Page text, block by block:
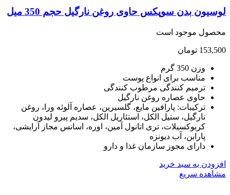
بدن سوپکس حاوی روغن نارگیل حجم 350 میل
موجود است
تومان
وزن 350 گرم
مناسب برای انواع پوست
ترمیم کنندگی مرطوب کنندگی
حاوی عصاره روغن نارگیل
ترکیبات: پارافین مایع، گلسیرین، عصاره آلوئه ورا، روغن
نارگیل، ستیل الکل، استئاریل الکل، سدیم پیرو لیدون
کربوکسیلات، تری اتانول آمین، اوره، اسانس مجاز آرایشی،
پارابن، آب دیونزه
دارای مجوز سازمان غذا و دارو
به سبد خرید
سریع